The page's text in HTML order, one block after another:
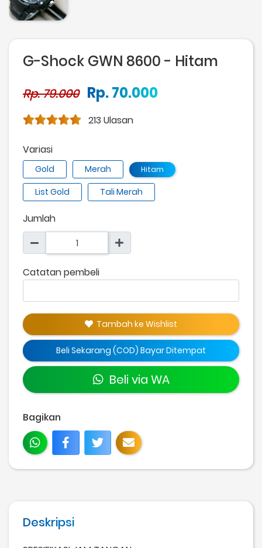
G-Shock GWN 8600 - Hitam
Rp. 79.000 Rp. 70.000
213 Ulasan
Variasi
Gold Merah Hitam
List Gold Tali Merah
Jumlah
Catatan pembeli
Tambah ke Wishlist
Beli Sekarang (COD) Bayar Ditempat
Beli via WA
Bagikan
Deskripsi